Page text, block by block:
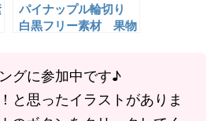
パイナップル輪切り
白黒フリー素材 果物
グに参加中です♪
と思ったイラストがありま